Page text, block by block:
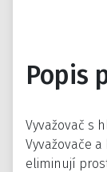
Popis
Vyvažovač s
Vyvažovače
eliminují